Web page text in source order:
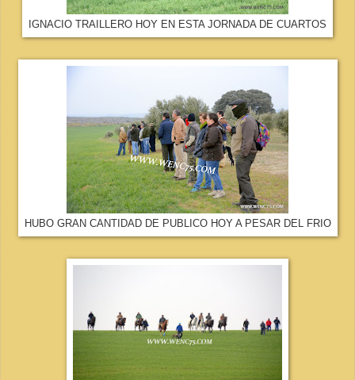
IGNACIO TRAILLERO HOY EN ESTA JORNADA DE CUARTOS
HUBO GRAN CANTIDAD DE PUBLICO HOY A PESAR DEL FRIO